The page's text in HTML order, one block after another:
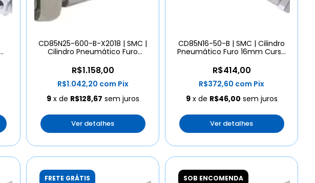
CD85N25-600-B-X2018 | SMC |
Cilindro Pneumático Furo
R$1.158,00
R$1.042,20 com Pix
9 x de R$128,67 sem juros
Ver detalhes
CD85N16-50-B | SMC | Cilindro
Pneumático Furo 16mm Curso
R$414,00
R$372,60 com Pix
9 x de R$46,00 sem juros
Ver detalhes
FRETE GRÁTIS SOB ENCOMENDA